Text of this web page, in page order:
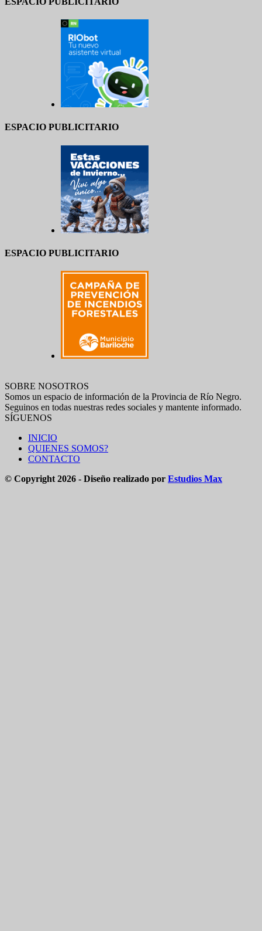
ESPACIO PUBLICITARIO
ESPACIO PUBLICITARIO
SOBRE NOSOTROS
Somos un espacio de información de la Provincia de Río Negro.
Seguinos en todas nuestras redes sociales y mantente informado.
SÍGUENOS
INICIO
QUIENES SOMOS?
CONTACTO
© Copyright 2026 - Diseño realizado por Estudios Max